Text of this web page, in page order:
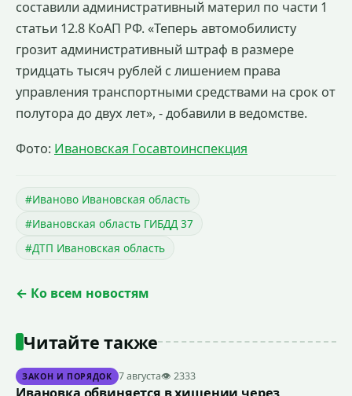
составили административный материл по части 1
статьи 12.8 КоАП РФ. «Теперь автомобилисту
грозит административный штраф в размере
тридцать тысяч рублей с лишением права
управления транспортными средствами на срок от
полутора до двух лет», - добавили в ведомстве.
Фото: Ивановская Госавтоинспекция
#Иваново Ивановская область
#Ивановская область ГИБДД 37
#ДТП Ивановская область
← Ко всем новостям
Читайте также
ЗАКОН И ПОРЯДОК 7 августа👁 2333